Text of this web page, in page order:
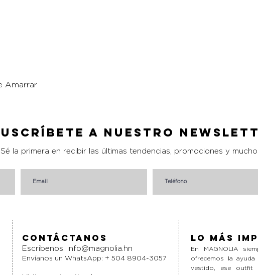
Amarrar
a nuestro
Sé la primera en recibir las últimas tendencias, promociones y mucho
Contáctanos
Escribenos: info@magnolia.hn
Envíanos un WhatsApp: + 504 8904-3057
Lo más
En MAGNOLIA
ofrecemos la
vestido, ese